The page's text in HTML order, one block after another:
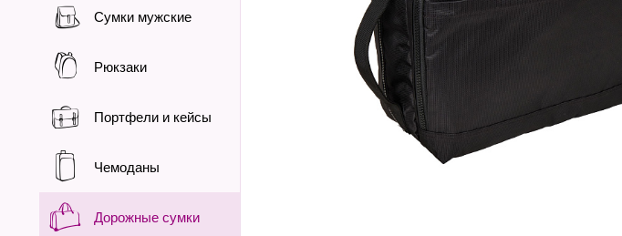
Сумки мужские
Рюкзаки
Портфели и кейсы
Чемоданы
Дорожные сумки